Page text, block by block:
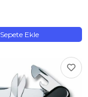
Sepete Ekle